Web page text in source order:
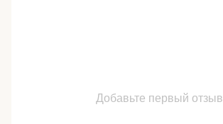
Добавьте первый отзыв